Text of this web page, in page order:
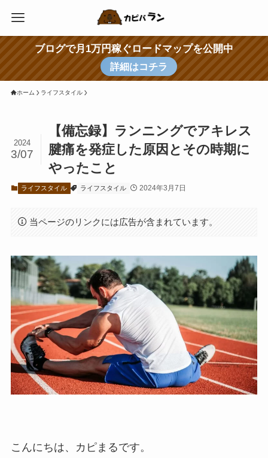
ブログで月1万円稼ぐロードマップを公開中
詳細はコチラ
ホーム ライフスタイル
【備忘録】ランニングでアキレス
腱痛を発症した原因とその時期に
やったこと
2024
3/07
ライフスタイル ライフスタイル 2024年3月7日
当ページのリンクには広告が含まれています。
こんにちは、カピまるです。